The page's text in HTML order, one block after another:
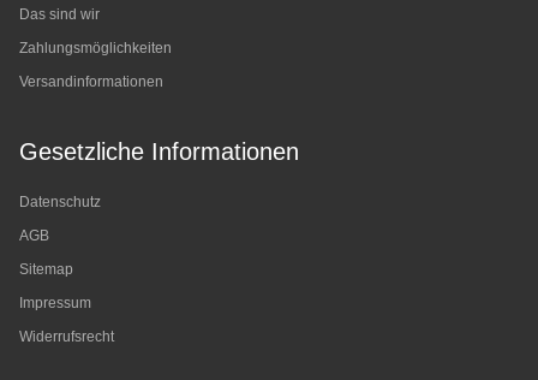
Das sind wir
Zahlungsmöglichkeiten
Versandinformationen
Gesetzliche Informationen
Datenschutz
AGB
Sitemap
Impressum
Widerrufsrecht